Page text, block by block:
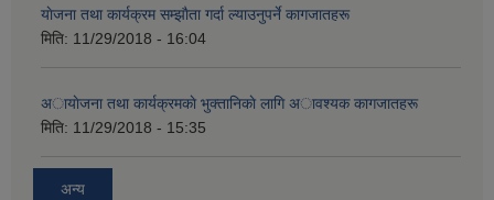
याेजना तथा कार्यक्रम सम्झाैता गर्दा ल्याउनुपर्ने कागजातहरू
मिति: 11/29/2018 - 16:04
अायाेजना तथा कार्यक्रमकाे भुक्तानिकाे लागि अावश्यक कागजातहरू
मिति: 11/29/2018 - 15:35
अन्य